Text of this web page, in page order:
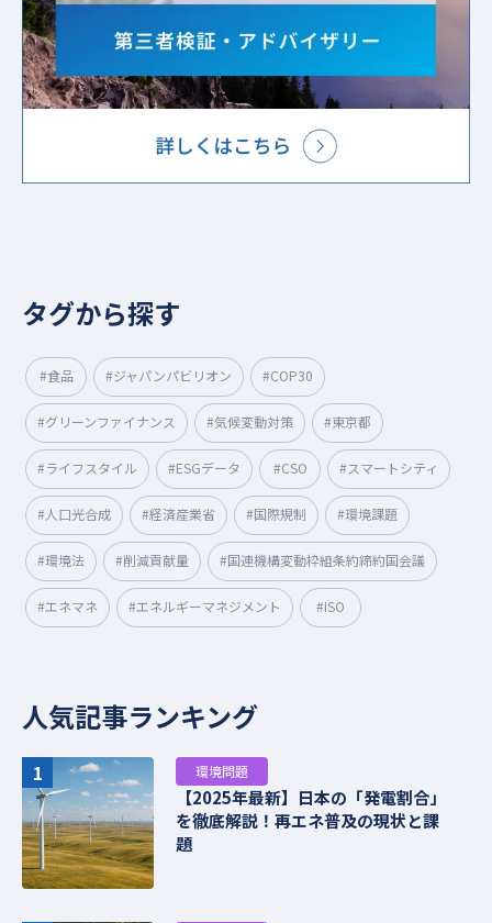
タグから探す
#食品 #ジャパンパビリオン #COP30
#グリーンファイナンス #気候変動対策 #東京都
#ライフスタイル #ESGデータ #CSO #スマートシティ
#人口光合成 #経済産業省 #国際規制 #環境課題
#環境法 #削減貢献量 #国連機構変動枠組条約締約国会議
#エネマネ #エネルギーマネジメント #ISO
人気記事ランキング
1 環境問題
【2025年最新】日本の「発電割合」
を徹底解説！再エネ普及の現状と課
題